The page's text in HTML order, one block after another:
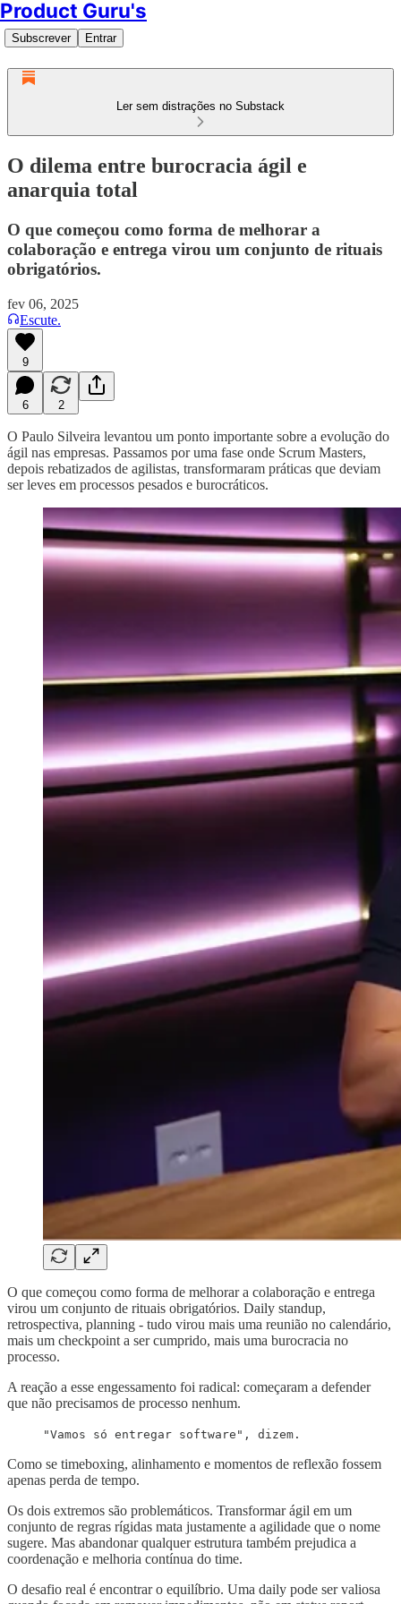
Product Guru's
Subscrever Entrar
Ler sem distrações no Substack
O dilema entre burocracia ágil e
anarquia total
O que começou como forma de melhorar a
colaboração e entrega virou um conjunto de rituais
obrigatórios.
fev 06, 2025
Escute.
9
6 2
O Paulo Silveira levantou um ponto importante sobre a evolução do
ágil nas empresas. Passamos por uma fase onde Scrum Masters,
depois rebatizados de agilistas, transformaram práticas que deviam
ser leves em processos pesados e burocráticos.
O que começou como forma de melhorar a colaboração e entrega
virou um conjunto de rituais obrigatórios. Daily standup,
retrospectiva, planning - tudo virou mais uma reunião no calendário,
mais um checkpoint a ser cumprido, mais uma burocracia no
processo.
A reação a esse engessamento foi radical: começaram a defender
que não precisamos de processo nenhum.
"Vamos só entregar software", dizem.
Como se timeboxing, alinhamento e momentos de reflexão fossem
apenas perda de tempo.
Os dois extremos são problemáticos. Transformar ágil em um
conjunto de regras rígidas mata justamente a agilidade que o nome
sugere. Mas abandonar qualquer estrutura também prejudica a
coordenação e melhoria contínua do time.
O desafio real é encontrar o equilíbrio. Uma daily pode ser valiosa